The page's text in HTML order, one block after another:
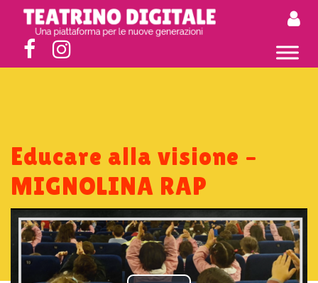
Educare alla visione –
MIGNOLINA RAP